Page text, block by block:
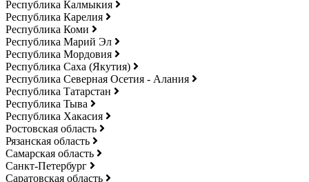
Республика Калмыкия
Республика Карелия
Республика Коми
Республика Марий Эл
Республика Мордовия
Республика Саха (Якутия)
Республика Северная Осетия - Алания
Республика Татарстан
Республика Тыва
Республика Хакасия
Ростовская область
Рязанская область
Самарская область
Санкт-Петербург
Саратовская область